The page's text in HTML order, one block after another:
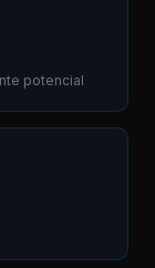
potencial